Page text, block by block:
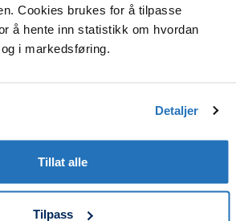
Cookies brukes for å tilpasse
å hente inn statistikk om hvordan
i markedsføring.
Detaljer
Tillat alle
Tilpass
Matinfo, och samarbetar
mellan inköpare och
över 2 500 leverantörer,